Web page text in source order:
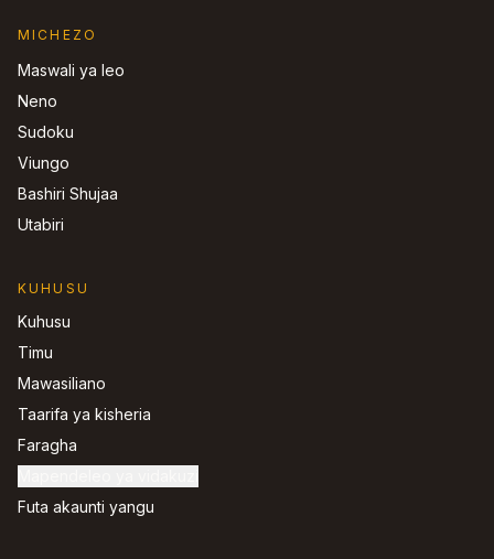
MICHEZO
Maswali ya leo
Neno
Sudoku
Viungo
Bashiri Shujaa
Utabiri
KUHUSU
Kuhusu
Timu
Mawasiliano
Taarifa ya kisheria
Faragha
Futa akaunti yangu